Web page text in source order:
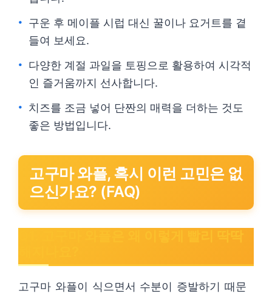
구운 후 메이플 시럽 대신 꿀이나 요거트를 곁
들여 보세요.
다양한 계절 과일을 토핑으로 활용하여 시각적
인 즐거움까지 선사합니다.
치즈를 조금 넣어 단짠의 매력을 더하는 것도
좋은 방법입니다.
고구마 와플, 혹시 이런 고민은 없
으신가요? (FAQ)
고구마 와플이 식으면서 수분이 증발하기 때문